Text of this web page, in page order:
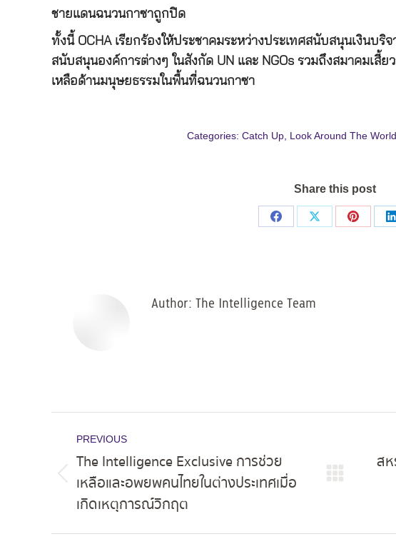
ชายแดนฉนวนกาซาถูกปิด
ทั้งนี้ OCHA เรียกร้องให้ประชาคมระหว่างประเทศสนับสนุนเงินบริ
สนับสนุนองค์การต่างๆ ในสังกัด UN และ NGOs รวมถึงสมาคมเสี้
เหลือด้านมนุษยธรรมในพื้นที่ฉนวนกาซา
Categories: Catch Up, Look Around The World
Share this post
Share
Share
Share
Author: The Intelligence Team
navigation
PREVIOUS
Previous
post:
The Intelligence Exclusive การช่วย
เหลือและอพยพคนไทยในต่างประเทศเมื่อ
เกิดเหตุการณ์วิกฤต
ส